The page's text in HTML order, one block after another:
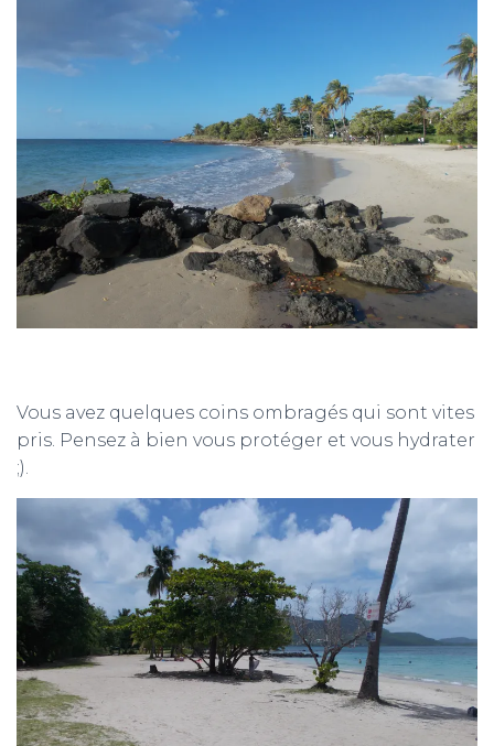
Vous avez quelques coins ombragés qui sont vites
pris. Pensez à bien vous protéger et vous hydrater
;).